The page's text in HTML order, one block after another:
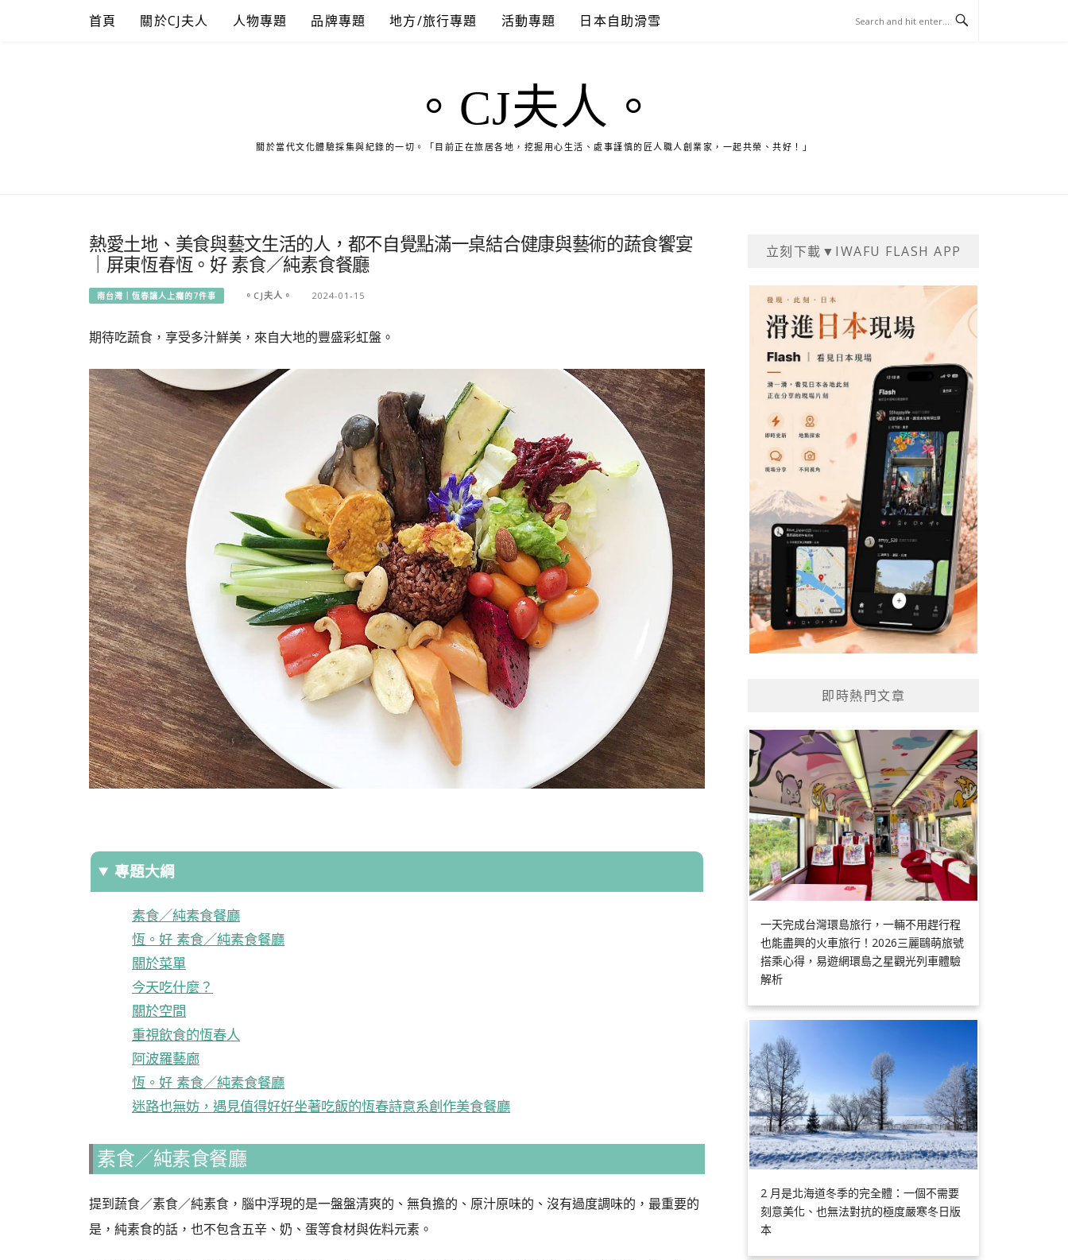
首頁 關於CJ夫人 人物專題 品牌專題 地方/旅行專題 活動專題 日本自助滑雪
。CJ夫人。
關於當代文化體驗採集與紀錄的一切。「目前正在旅居各地，挖掘用心生活、處事謹慎的匠人職人創業家，一起共榮、共好！」
熱愛土地、美食與藝文生活的人，都不自覺點滿一桌結合健康與藝術的蔬食饗宴
｜屏東恆春恆。好 素食／純素食餐廳
南台灣｜恆春讓人上癮的7件事 。CJ夫人。 2024-01-15
期待吃蔬食，享受多汁鮮美，來自大地的豐盛彩虹盤。
專題大綱
素食／純素食餐廳
恆。好 素食／純素食餐廳
關於菜單
今天吃什麼？
關於空間
重視飲食的恆春人
阿波羅藝廊
恆。好 素食／純素食餐廳
迷路也無妨，遇見值得好好坐著吃飯的恆春詩意系創作美食餐廳
素食／純素食餐廳
提到蔬食／素食／純素食，腦中浮現的是一盤盤清爽的、無負擔的、原汁原味的、沒有過度調味的，最重要的
是，純素食的話，也不包含五辛、奶、蛋等食材與佐料元素。
立刻下載▼IWAFU FLASH APP
即時熱門文章
一天完成台灣環島旅行，一輛不用趕行程
也能盡興的火車旅行！2026三麗鷗萌旅號
搭乘心得，易遊網環島之星觀光列車體驗
解析
2 月是北海道冬季的完全體：一個不需要
刻意美化、也無法對抗的極度嚴寒冬日版
本